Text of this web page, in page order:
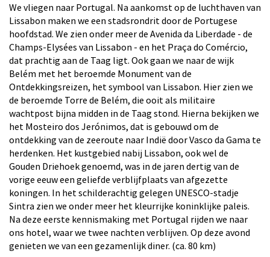
We vliegen naar Portugal. Na aankomst op de luchthaven van
Lissabon maken we een stadsrondrit door de Portugese
hoofdstad. We zien onder meer de Avenida da Liberdade - de
Champs-Elysées van Lissabon - en het Praça do Comércio,
dat prachtig aan de Taag ligt. Ook gaan we naar de wijk
Belém met het beroemde Monument van de
Ontdekkingsreizen, het symbool van Lissabon. Hier zien we
de beroemde Torre de Belém, die ooit als militaire
wachtpost bijna midden in de Taag stond. Hierna bekijken we
het Mosteiro dos Jerónimos, dat is gebouwd om de
ontdekking van de zeeroute naar Indië door Vasco da Gama te
herdenken. Het kustgebied nabij Lissabon, ook wel de
Gouden Driehoek genoemd, was in de jaren dertig van de
vorige eeuw een geliefde verblijfplaats van afgezette
koningen. In het schilderachtig gelegen UNESCO-stadje
Sintra zien we onder meer het kleurrijke koninklijke paleis.
Na deze eerste kennismaking met Portugal rijden we naar
ons hotel, waar we twee nachten verblijven. Op deze avond
genieten we van een gezamenlijk diner. (ca. 80 km)